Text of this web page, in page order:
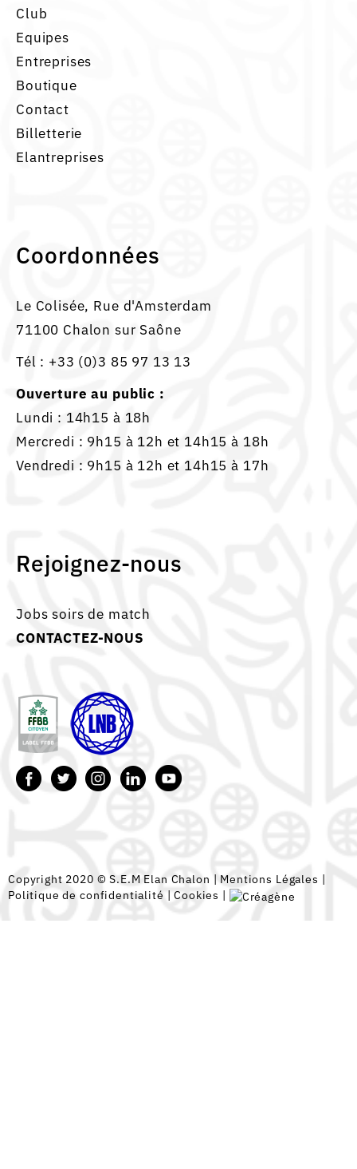
Club
Equipes
Entreprises
Boutique
Contact
Billetterie
Elantreprises
Coordonnées
Le Colisée, Rue d'Amsterdam
71100 Chalon sur Saône
Tél : +33 (0)3 85 97 13 13
Ouverture au public :
Lundi : 14h15 à 18h
Mercredi : 9h15 à 12h et 14h15 à 18h
Vendredi : 9h15 à 12h et 14h15 à 17h
Rejoignez-nous
Jobs soirs de match
CONTACTEZ-NOUS
Copyright 2020 © S.E.M Elan Chalon | Mentions Légales |
Politique de confidentialité |Cookies |